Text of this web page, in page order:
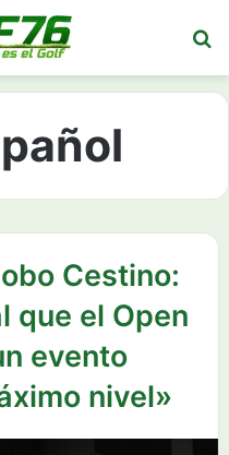
Cestino:
que el Open
evento
nivel»